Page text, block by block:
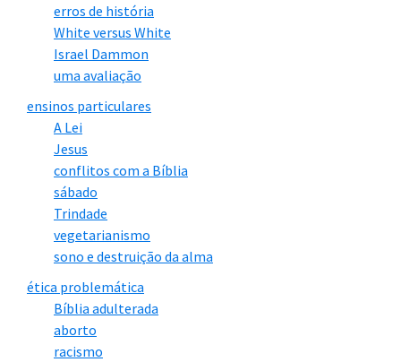
erros de história
White versus White
Israel Dammon
uma avaliação
ensinos particulares
A Lei
Jesus
conflitos com a Bíblia
sábado
Trindade
vegetarianismo
sono e destruição da alma
ética problemática
Bíblia adulterada
aborto
racismo